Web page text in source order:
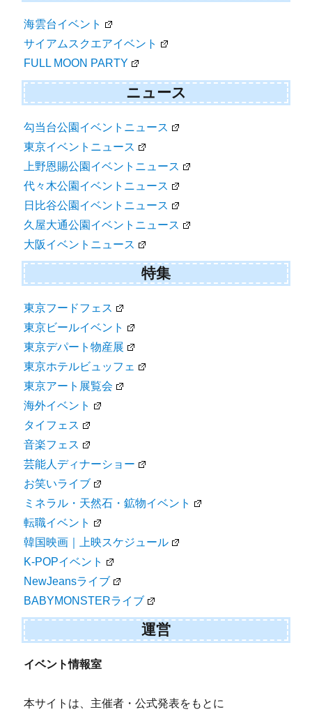
海雲台イベント
サイアムスクエアイベント
FULL MOON PARTY
ニュース
勾当台公園イベントニュース
東京イベントニュース
上野恩賜公園イベントニュース
代々木公園イベントニュース
日比谷公園イベントニュース
久屋大通公園イベントニュース
大阪イベントニュース
特集
東京フードフェス
東京ビールイベント
東京デパート物産展
東京ホテルビュッフェ
東京アート展覧会
海外イベント
タイフェス
音楽フェス
芸能人ディナーショー
お笑いライブ
ミネラル・天然石・鉱物イベント
転職イベント
韓国映画｜上映スケジュール
K-POPイベント
NewJeansライブ
BABYMONSTERライブ
運営
イベント情報室
本サイトは、主催者・公式発表をもとに